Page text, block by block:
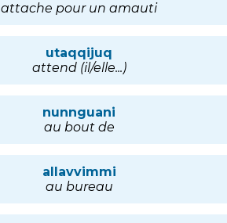
attache pour un amauti
utaqqijuq
attend (il/elle...)
nunnguani
au bout de
allavvimmi
au bureau